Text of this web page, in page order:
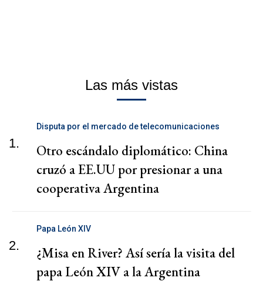
Las más vistas
1.
Disputa por el mercado de telecomunicaciones
Otro escándalo diplomático: China
cruzó a EE.UU por presionar a una
cooperativa Argentina
2.
Papa León XIV
¿Misa en River? Así sería la visita del
papa León XIV a la Argentina